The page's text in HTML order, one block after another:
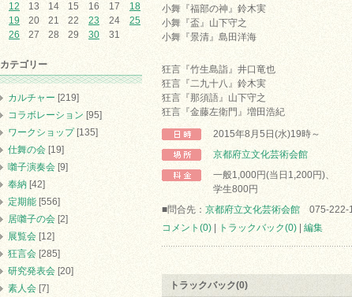
小舞『福部の神』鈴木実
小舞『盃』山下守之
小舞『景清』島田洋海
狂言『竹生島詣』井口竜也
狂言『二九十八』鈴木実
狂言『那須語』山下守之
狂言『金藤左衛門』増田浩紀
2015年8月5日(水)19時～
京都府立文化芸術会館
一般1,000円(当日1,200円)、
学生800円
■問合先： 京都府立文化芸術会館 075-222-
コメント(0)
トラックバック(0) 編集
トラックバック(0)
12
13 14 15 16 17
18
19
20 21 22 23 24
25
26
27 28 29 30 31
カテゴリー
カルチャー [219]
コラボレーション [95]
ワークショップ[135]
仕舞の会 [19]
囃子演奏会 [9]
奉納 [42]
定期能 [556]
居囃子の会 [2]
展覧会 [12]
狂言会 [285]
研究発表会 [20]
素人会 [7]